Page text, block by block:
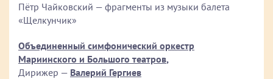
Пётр Чайковский — фрагменты из музыки балета
«Щелкунчик»
Объединенный симфонический оркестр
Мариинского и Большого театров,
Дирижер — Валерий Гергиев